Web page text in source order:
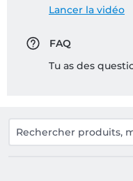
Lancer la vidéo
FAQ
Tu as des